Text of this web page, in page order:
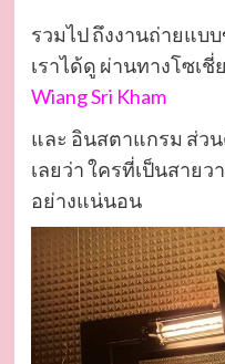
รวมไป ถึงงานถ่ายแบ
เราได้ดู ผ่านทางโซเชี่
Wiang Sri Kham
และ อินสตาแกรม ส่ว
เลยว่า ใครที่เป็นสาย
อย่างแน่นอน